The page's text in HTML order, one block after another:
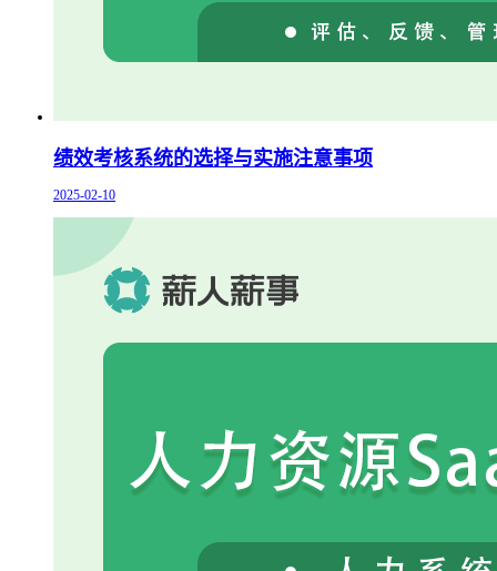
绩效考核系统的选择与实施注意事项
2025-02-10